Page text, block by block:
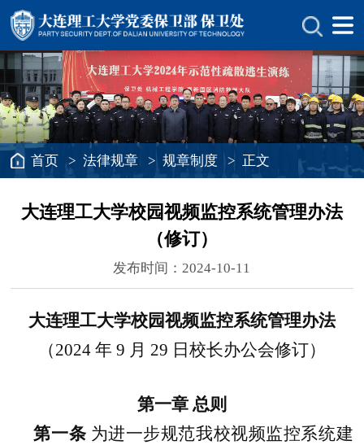
首页 >法律规章 >规章制度 > 正文
大连理工大学校园视频监控系统管理办法
（修订）
发布时间：2024-10-11
大连理工大学校园视频监控系统管理办法
（2024 年 9 月 29 日校长办公会修订）
第一章 总则
第一条 为进一步规范我校视频监控系统建